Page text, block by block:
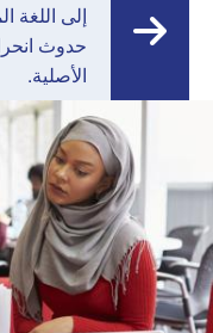
إلى اللغة
حدوث
الأصلية.